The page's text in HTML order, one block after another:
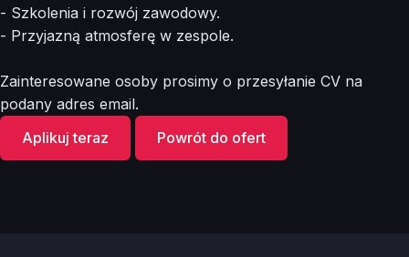
- Szkolenia i rozwój zawodowy.
- Przyjazną atmosferę w zespole.
Zainteresowane osoby prosimy o przesyłanie CV na
podany adres email.
Aplikuj teraz
Powrót do ofert